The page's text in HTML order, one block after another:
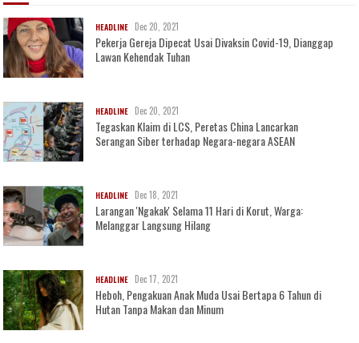
HEADLINE Dec 20, 2021
Pekerja Gereja Dipecat Usai Divaksin Covid-19, Dianggap
Lawan Kehendak Tuhan
HEADLINE Dec 20, 2021
Tegaskan Klaim di LCS, Peretas China Lancarkan
Serangan Siber terhadap Negara-negara ASEAN
HEADLINE Dec 18, 2021
Larangan 'Ngakak' Selama 11 Hari di Korut, Warga:
Melanggar Langsung Hilang
HEADLINE Dec 17, 2021
Heboh, Pengakuan Anak Muda Usai Bertapa 6 Tahun di
Hutan Tanpa Makan dan Minum